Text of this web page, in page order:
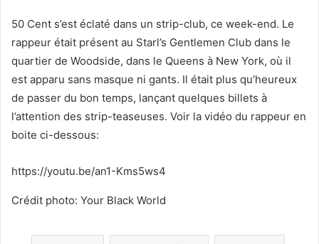
50 Cent s’est éclaté dans un strip-club, ce week-end. Le
rappeur était présent au Starl’s Gentlemen Club dans le
quartier de Woodside, dans le Queens à New York, où il
est apparu sans masque ni gants. Il était plus qu’heureux
de passer du bon temps, lançant quelques billets à
l’attention des strip-teaseuses. Voir la vidéo du rappeur en
boite ci-dessous:
https://youtu.be/an1-Kms5ws4
Crédit photo: Your Black World